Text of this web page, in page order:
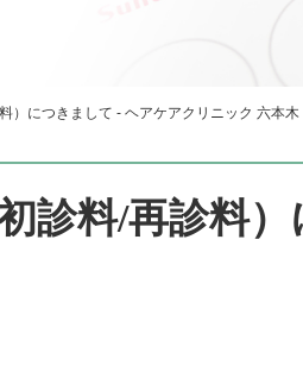
）につきまして - ヘアケアクリニック 六本
診料/再診料